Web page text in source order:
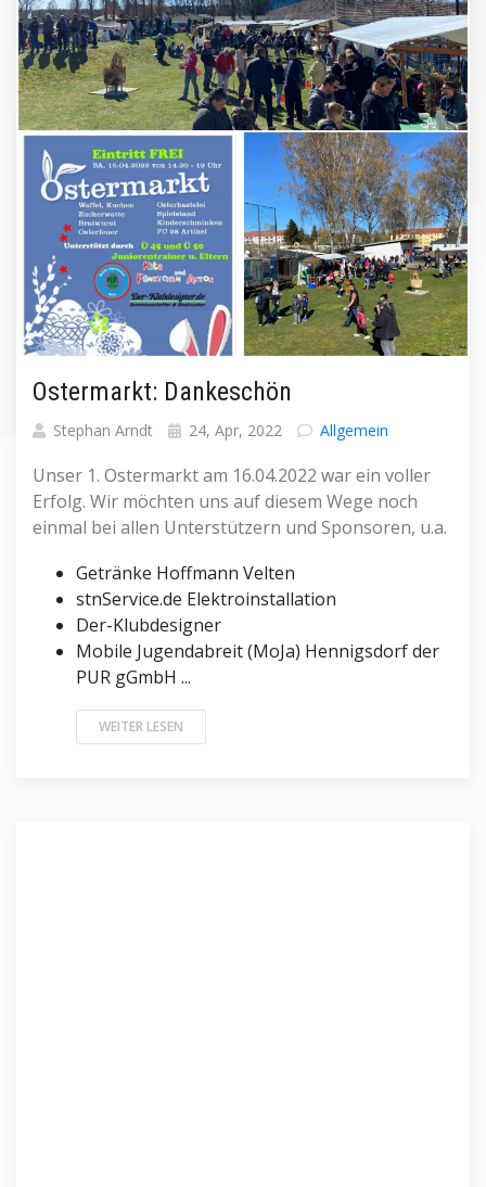
Ostermarkt: Dankeschön
Stephan Arndt 24, Apr, 2022 Allgemein
Unser 1. Ostermarkt am 16.04.2022 war ein voller
Erfolg. Wir möchten uns auf diesem Wege noch
einmal bei allen Unterstützern und Sponsoren, u.a.
Getränke Hoffmann Velten
stnService.de Elektroinstallation
Der-Klubdesigner
Mobile Jugendabreit (MoJa) Hennigsdorf der
PUR gGmbH ...
WEITER LESEN